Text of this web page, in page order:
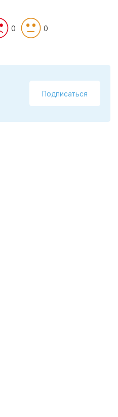
0 0
Подписаться